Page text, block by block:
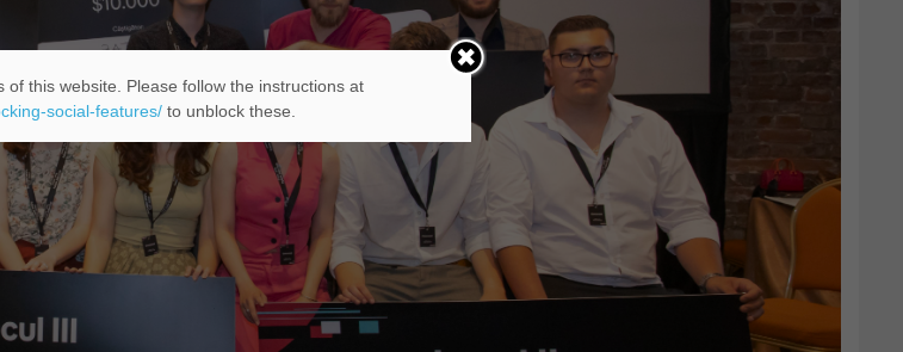
this website. Please follow the instructions at
social-features/to unblock these.